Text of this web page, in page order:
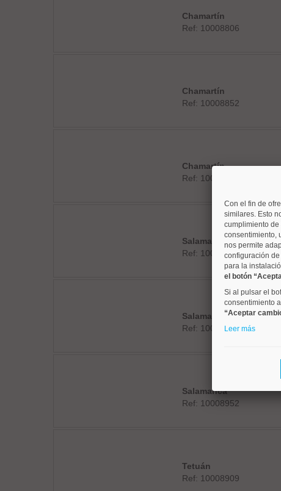
Chamartín
Ref: 10008806
Chamartín
Ref: 10008852
Chamartín
Ref: 10008941
Salamanca
Ref: 10008947
Salamanca
Ref: 10008950
Salamanca
Ref: 10008952
Tetuán
Ref: 10008909
Con el fin de
similares. Esto
cumplimiento de
consentimiento,
nos permite
configuración
para la
el botón
Si al pulsar el
consentimiento
“Aceptar
Leer más